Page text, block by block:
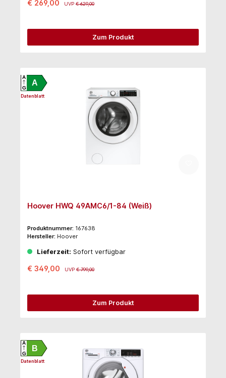
€ 269,00 UVP€ 629,00
Zum Produkt
A
A
G
Datenblatt
Hoover HWQ 49AMC6/1-84 (Weiß)
Produktnummer: 167638
Hersteller: Hoover
Lieferzeit: Sofort verfügbar
€ 349,00 UVP€ 799,00
Zum Produkt
B
A
G
Datenblatt